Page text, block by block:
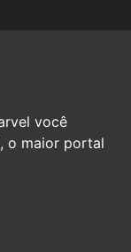
você
o maior portal